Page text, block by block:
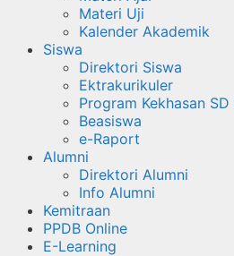
Materi Uji
Kalender Akademik
Siswa
Direktori Siswa
Ektrakurikuler
Program Kekhasan
Beasiswa
e-Raport
Alumni
Direktori Alumni
Info Alumni
Kemitraan
PPDB Online
E-Learning